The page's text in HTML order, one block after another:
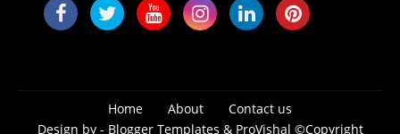
Home About
Contact us
Design by - Blogger Templates & ProVishal ©Copyright